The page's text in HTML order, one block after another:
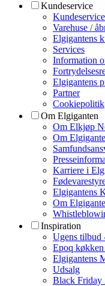
Kundeservice
Kundeservice
Varehuse /
Elgigantens
Services
Information
Elgigantens
Partner
Cookiepolitik
Om Elgiganten
Om Elkjøp
Om
Karriere i
Elgigantens
Om
Inspiration
Ugens tilbud
Epoq
Elgigantens
Udsalg
Black Friday